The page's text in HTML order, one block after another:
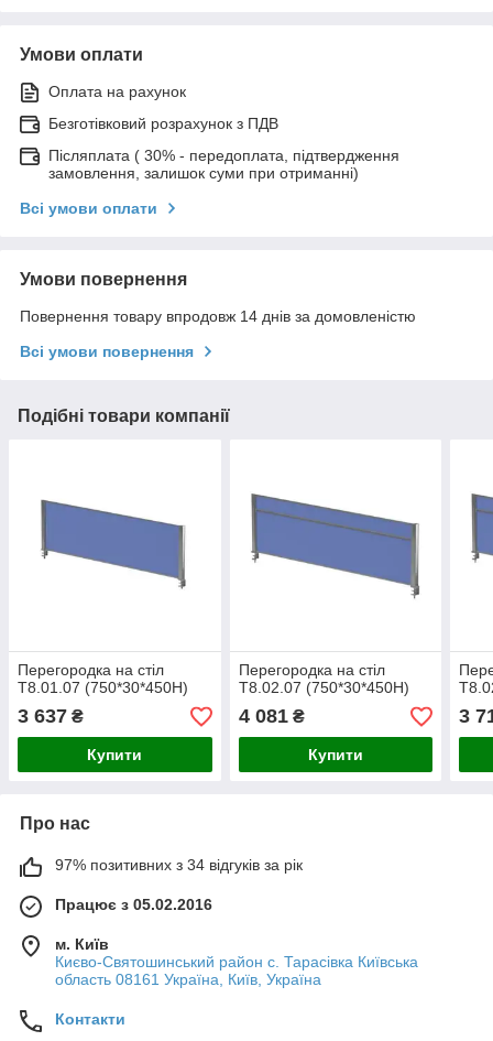
Умови оплати
Оплата на рахунок
Безготівковий розрахунок з ПДВ
Післяплата ( 30% - передоплата, підтвердження
замовлення, залишок суми при отриманні)
Всі умови оплати
Умови повернення
Повернення товару впродовж 14 днів за домовленістю
Всі умови повернення
Подібні товари компанії
Перегородка на стіл
Т8.01.07 (750*30*450Н)
3 637 ₴
Купити
Перегородка на стіл
Т8.02.07 (750*30*450Н)
4 081₴
Купити
3
Про нас
97% позитивних з 34 відгуків за рік
Працює з 05.02.2016
м. Київ
Києво-Святошинський район с. Тарасівка Київська
область 08161 Україна, Київ, Україна
Контакти